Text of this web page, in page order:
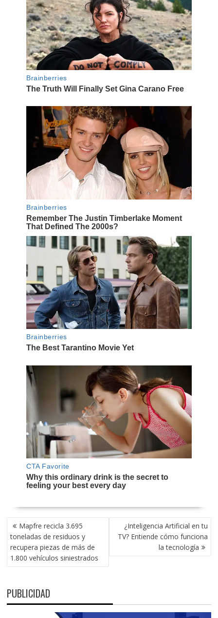
NAVEGACIÓN
DE
ENTRADAS
Mapfre recicla 3.695
toneladas de residuos y
recupera piezas de más de
1.800 vehículos siniestrados
¿Inteligencia Artificial en tu
TV? Entiende cómo funciona
la tecnología
PUBLICIDAD